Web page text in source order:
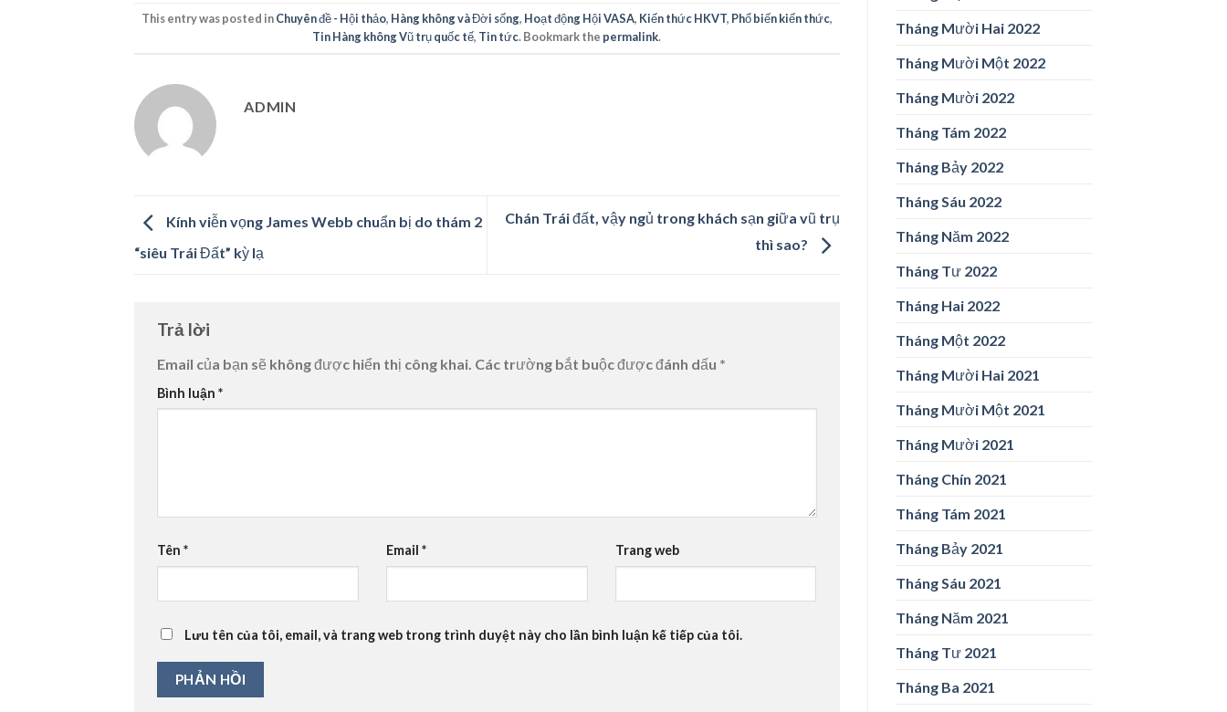
This entry was posted inChuyên đề - Hội thảo, Hàng không và Đời sống, Hoạt động Hội VASA, Kiến thức HKVT, Phổ biến kiến thức,
Tin Hàng không Vũ trụ quốc tế, Tin tức. Bookmark the permalink.
ADMIN
Kính viễn vọng James Webb chuẩn bị do thám 2
“siêu Trái Đất” kỳ lạ
Chán Trái đất, vậy ngủ trong khách sạn giữa vũ trụ
thì sao?
Trả lời
Email của bạn sẽ không được hiển thị công khai. Các trường bắt buộc được đánh dấu *
Bình luận *
Tên * Email * Trang web
Lưu tên của tôi, email, và trang web trong trình duyệt này cho lần bình luận kế tiếp của tôi.
Tháng Mười Hai 2022
Tháng Mười Một 2022
Tháng Mười 2022
Tháng Tám 2022
Tháng Bảy 2022
Tháng Sáu 2022
Tháng Năm 2022
Tháng Tư 2022
Tháng Hai 2022
Tháng Một 2022
Tháng Mười Hai 2021
Tháng Mười Một 2021
Tháng Mười 2021
Tháng Chín 2021
Tháng Tám 2021
Tháng Bảy 2021
Tháng Sáu 2021
Tháng Năm 2021
Tháng Tư 2021
Tháng Ba 2021